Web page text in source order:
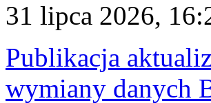
31 lipca 2026,
Publikacja
wymiany danych